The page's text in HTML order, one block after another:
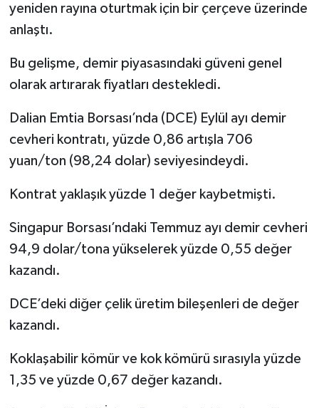
yeniden rayına oturtmak için bir çerçeve üzerinde
anlaştı.
Bu gelişme, demir piyasasındaki güveni genel
olarak artırarak fiyatları destekledi.
Dalian Emtia Borsası’nda (DCE) Eylül ayı demir
cevheri kontratı, yüzde 0,86 artışla 706
yuan/ton (98,24 dolar) seviyesindeydi.
Kontrat yaklaşık yüzde 1 değer kaybetmişti.
Singapur Borsası’ndaki Temmuz ayı demir cevheri
94,9 dolar/tona yükselerek yüzde 0,55 değer
kazandı.
DCE’deki diğer çelik üretim bileşenleri de değer
kazandı.
Koklaşabilir kömür ve kok kömürü sırasıyla yüzde
1,35 ve yüzde 0,67 değer kazandı.